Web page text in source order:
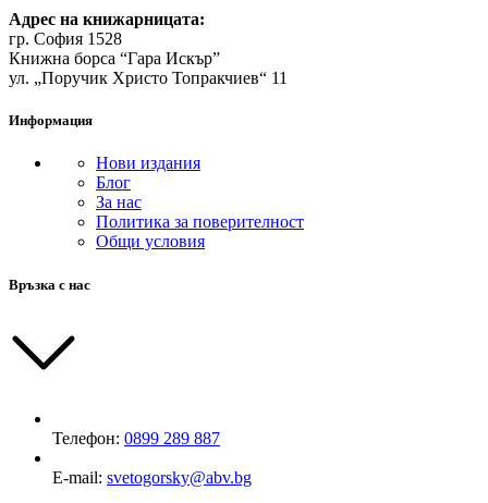
Адрес на книжарницата:
гр. София 1528
Книжна борса “Гара Искър”
ул. „Поручик Христо Топракчиев“ 11
Информация
Нови издания
Блог
За нас
Политика за поверителност
Общи условия
Връзка с нас
Телефон: 0899 289 887
E-mail: svetogorsky@abv.bg